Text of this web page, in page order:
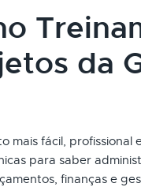
da
mais fácil, profissional
para saber
finanças e